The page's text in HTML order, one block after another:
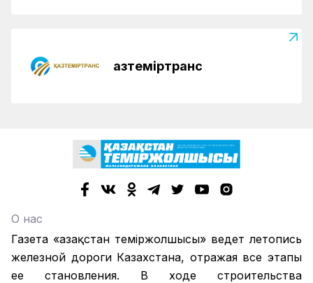
Қазтеміртранс
О нас
Газета «Қазақстан теміржолшысы» ведет летопись
железной дороги Казахстана, отражая все этапы
ее становления. В ходе строительства